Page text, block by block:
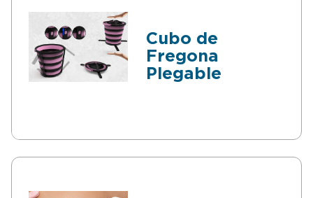
Cubo de
Fregona
Plegable